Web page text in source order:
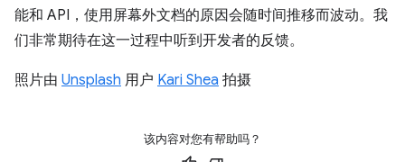
能和 API，使用屏幕外文档的原因会随时间推移而波动。我
们非常期待在这一过程中听到开发者的反馈。
照片由 Unsplash 用户 Kari Shea 拍摄
该内容对您有帮助吗？